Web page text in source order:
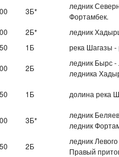
3Б*
ледник
Фортамбек.
2Б*
ледник
1Б река Шагазы
2Б
ледник Бырс
ледника
1Б долина река
3Б*
ледник
ледник
2Б
ледник
Правый